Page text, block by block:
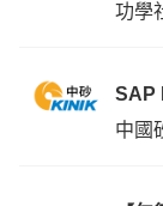
功學
SAP
中國